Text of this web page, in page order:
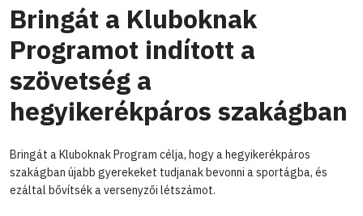
Bringát a Kluboknak
Programot indított a
szövetség a
hegyikerékpáros szakágban
Bringát a Kluboknak Program célja, hogy a hegyikerékpáros
szakágban újabb gyerekeket tudjanak bevonni a sportágba, és
ezáltal bővítsék a versenyzői létszámot.